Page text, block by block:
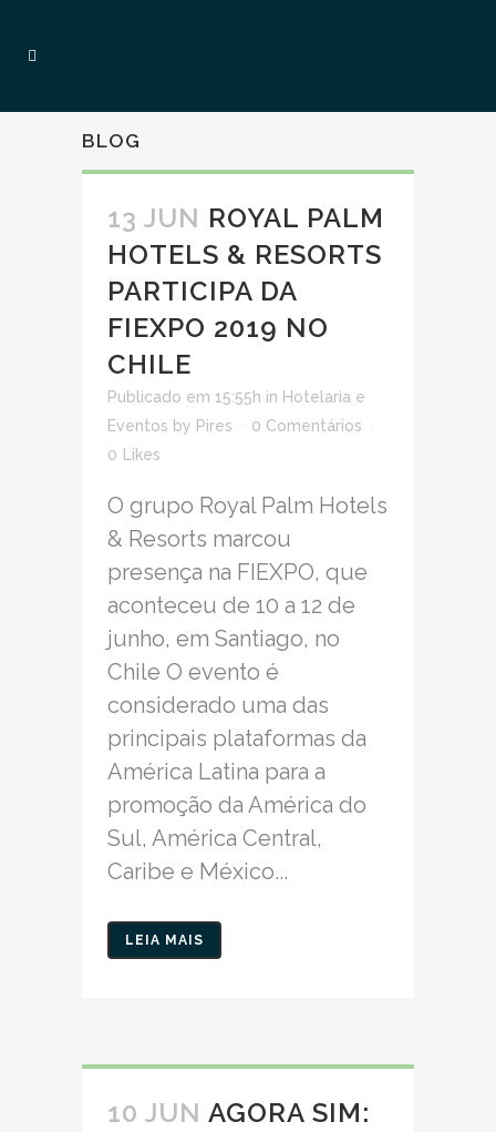
BLOG
13 JUN ROYAL PALM
HOTELS & RESORTS
PARTICIPA DA
FIEXPO 2019 NO
CHILE
Publicado em 15:55h in Hotelaria e
Eventos by Pires
0 Comentários
0
Likes
O grupo Royal Palm Hotels
& Resorts marcou
presença na FIEXPO, que
aconteceu de 10 a 12 de
junho, em Santiago, no
Chile O evento é
considerado uma das
principais plataformas da
América Latina para a
promoção da América do
Sul, América Central,
Caribe e México...
LEIA MAIS
10 JUN AGORA SIM: